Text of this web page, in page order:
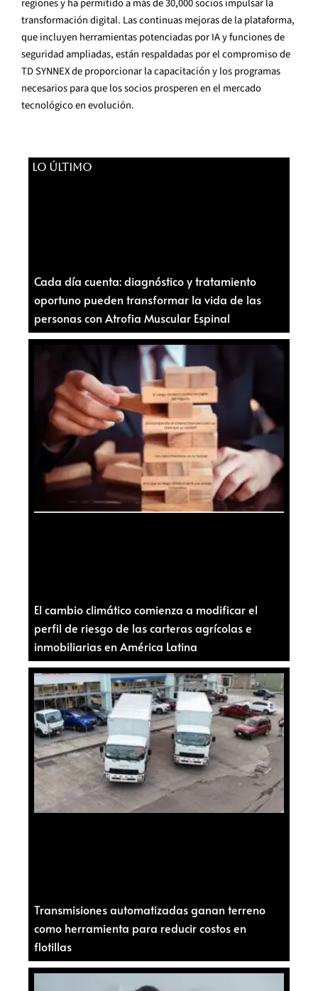
regiones y ha permitido a más de 30,000 socios impulsar la
transformación digital. Las continuas mejoras de la plataforma,
que incluyen herramientas potenciadas por IA y funciones de
seguridad ampliadas, están respaldadas por el compromiso de
TD SYNNEX de proporcionar la capacitación y los programas
necesarios para que los socios prosperen en el mercado
tecnológico en evolución.
LO ÚLTIMO
Cada día cuenta: diagnóstico y tratamiento
oportuno pueden transformar la vida de las
personas con Atrofia Muscular Espinal
El cambio climático comienza a modificar el
perfil de riesgo de las carteras agrícolas e
inmobiliarias en América Latina
Transmisiones automatizadas ganan terreno
como herramienta para reducir costos en
flotillas